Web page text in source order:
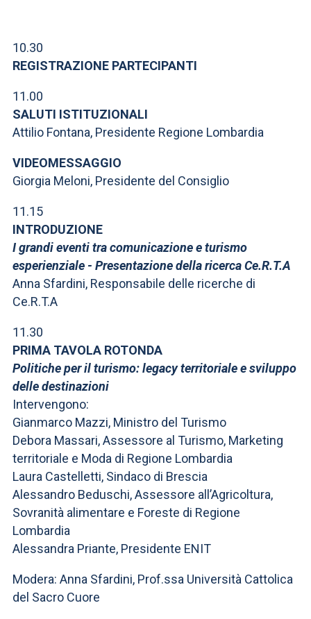
ACCEDI A CLOUDMAIL
10.30
REGISTRAZIONE PARTECIPANTI
11.00
SALUTI ISTITUZIONALI
Attilio Fontana, Presidente Regione Lombardia
VIDEOMESSAGGIO
Giorgia Meloni, Presidente del Consiglio
11.15
INTRODUZIONE
I grandi eventi tra comunicazione e turismo
esperienziale - Presentazione della ricerca Ce.R.T.A
Anna Sfardini, Responsabile delle ricerche di
Ce.R.T.A
11.30
PRIMA TAVOLA ROTONDA
Politiche per il turismo: legacy territoriale e sviluppo
delle destinazioni
Intervengono:
Gianmarco Mazzi, Ministro del Turismo
Debora Massari, Assessore al Turismo, Marketing
territoriale e Moda di Regione Lombardia
Laura Castelletti, Sindaco di Brescia
Alessandro Beduschi, Assessore all’Agricoltura,
Sovranità alimentare e Foreste di Regione
Lombardia
Alessandra Priante, Presidente ENIT
Modera: Anna Sfardini, Prof.ssa Università Cattolica
del Sacro Cuore